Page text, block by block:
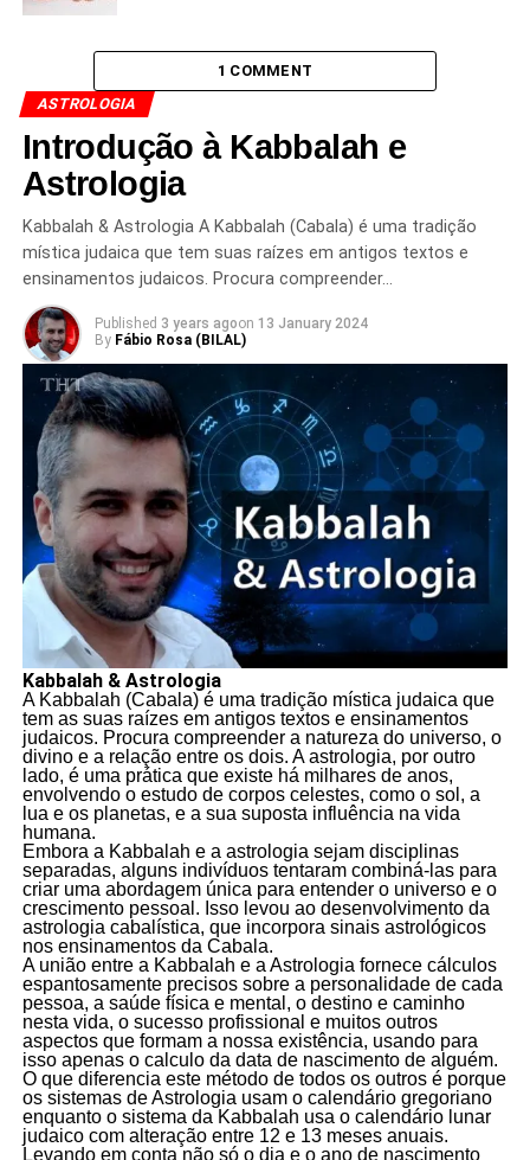
1 COMMENT
ASTROLOGIA
Introdução à Kabbalah e
Astrologia
Kabbalah & Astrologia A Kabbalah (Cabala) é uma tradição
mística judaica que tem suas raízes em antigos textos e
ensinamentos judaicos. Procura compreender…
Published 3 years agoon 13 January 2024
By Fábio Rosa (BILAL)
Kabbalah & Astrologia
A Kabbalah (Cabala) é uma tradição mística judaica que
tem as suas raízes em antigos textos e ensinamentos
judaicos. Procura compreender a natureza do universo, o
divino e a relação entre os dois. A astrologia, por outro
lado, é uma prática que existe há milhares de anos,
envolvendo o estudo de corpos celestes, como o sol, a
lua e os planetas, e a sua suposta influência na vida
humana.
Embora a Kabbalah e a astrologia sejam disciplinas
separadas, alguns indivíduos tentaram combiná-las para
criar uma abordagem única para entender o universo e o
crescimento pessoal. Isso levou ao desenvolvimento da
astrologia cabalística, que incorpora sinais astrológicos
nos ensinamentos da Cabala.
A união entre a Kabbalah e a Astrologia fornece cálculos
espantosamente precisos sobre a personalidade de cada
pessoa, a saúde física e mental, o destino e caminho
nesta vida, o sucesso profissional e muitos outros
aspectos que formam a nossa existência, usando para
isso apenas o calculo da data de nascimento de alguém.
O que diferencia este método de todos os outros é porque
os sistemas de Astrologia usam o calendário gregoriano
enquanto o sistema da Kabbalah usa o calendário lunar
judaico com alteração entre 12 e 13 meses anuais.
Levando em conta não só o dia e o ano de nascimento